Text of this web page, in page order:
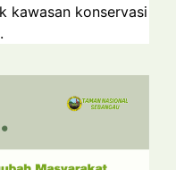
kawasan konservasi